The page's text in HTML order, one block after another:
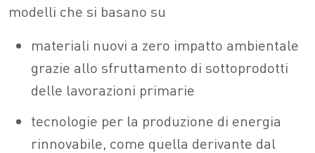
modelli che si basano su
materiali nuovi a zero impatto ambientale
grazie allo sfruttamento di sottoprodotti
delle lavorazioni primarie
tecnologie per la produzione di energia
rinnovabile, come quella derivante dal